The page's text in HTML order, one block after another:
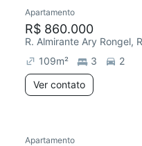
Apartamento
R$ 860.000
R. Almirante Ary Rongel,
109m² 3
2
Ver contato
Apartamento